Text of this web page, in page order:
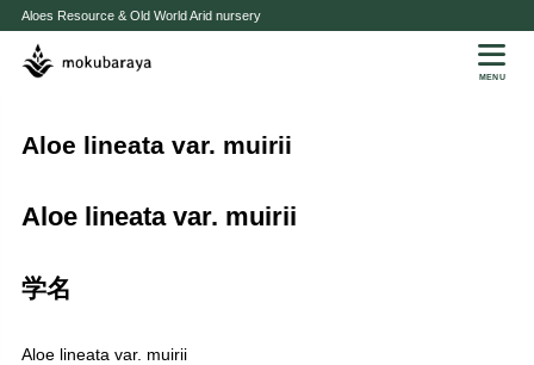
Aloes Resource & Old World Arid nursery
MENU
Aloe lineata var. muirii
Aloe lineata var. muirii
学名
Aloe lineata var. muirii